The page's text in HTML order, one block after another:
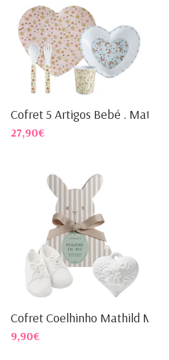
Cofret 5 Artigos Bebé . Mat...
27,90€
Cofret Coelhinho Mathild M....
9,90€